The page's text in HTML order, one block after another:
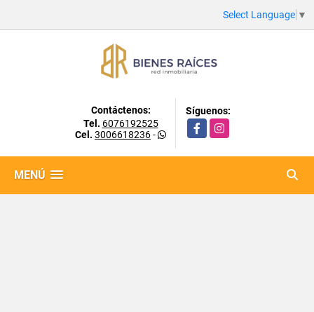
Select Language ▼
Contáctenos:
Tel. 6076192525
Cel. 3006618236-
Síguenos:
FacebookInstagram
MENÚ